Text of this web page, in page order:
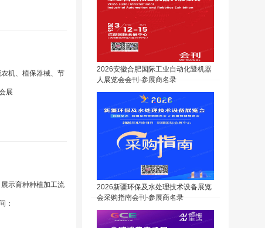
机、植保器械、节
展
示育种种植加工流
：
2026安徽合肥国际工业自动化暨机器
人展览会会刊-参展商名录
2026新疆环保及水处理技术设备展览
会采购指南会刊-参展商名录